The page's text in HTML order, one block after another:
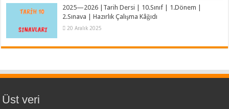
2025—2026 |Tarih Dersi | 10.Sınıf | 1.Dönem |
2.Sınava | Hazırlık Çalışma Kâğıdı
20 Aralık 2025
Üst veri